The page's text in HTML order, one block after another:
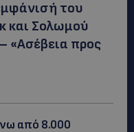
του
και Σολωμού
«Ασέβεια προς
από 8.000